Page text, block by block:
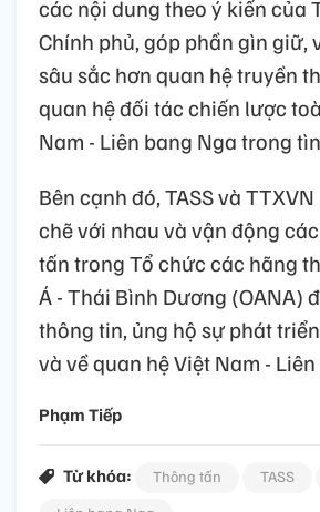
Thủ tướng Phạm Minh Chính và
thông tấn TASS (Liên bang Nga)
cùng thành viên đoàn
Ảnh:
Cảm ơn Chính phủ, Thủ
quan tâm, ủng hộ, tạo điều
hợp tác giữa TASS và
thống tấn sẽ phối hợp chặt
các nội dung theo ý kiến của
Chính phủ, góp phần gìn giữ,